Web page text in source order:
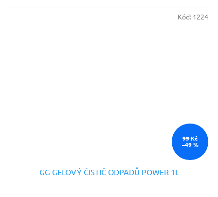
99 Kč
–49 %
GG GELOVÝ ČISTIČ ODPADŮ POWER 1L
Kód: 1224